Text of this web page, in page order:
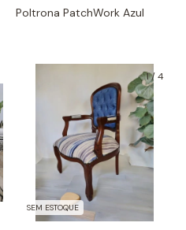
Poltrona PatchWork Azul
1/4
SEM ESTOQUE